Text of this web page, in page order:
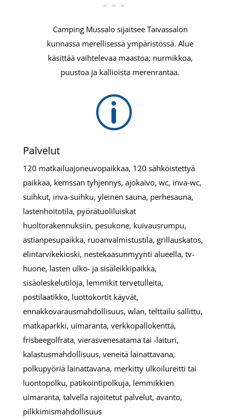
Camping Mussalo sijaitsee Taivassalon
kunnassa merellisessä ympäristössä. Alue
käsittää vaihtelevaa maastoa; nurmikkoa,
puustoa ja kallioista merenrantaa.
p
Palvelut
120 matkailuajoneuvopaikkaa, 120 sähköistettyä
paikkaa, kemssan tyhjennys, ajokaivo, wc, inva-wc,
suihkut, inva-suihku, yleinen sauna, perhesauna,
lastenhoitotila, pyörätuoliluiskat
huoltorakennuksiin, pesukone, kuivausrumpu,
astianpesupaikka, ruoanvalmistustila, grillauskatos,
elintarvikekioski, nestekaasunmyynti alueella, tv-
huone, lasten ulko- ja sisäleikkipaikka,
sisäoleskelutiloja, lemmikit tervetulleita,
postilaatikko, luottokortit käyvät,
ennakkovarausmahdollisuus, wlan, telttailu sallittu,
matkaparkki, uimaranta, verkkopallokenttä,
frisbeegolfrata, vierasvenesatama tai -laituri,
kalastusmahdollisuus, veneitä lainattavana,
polkupyöriä lainattavana, merkitty ulkoilureitti tai
luontopolku, patikointipolkuja, lemmikkien
uimaranta, talvella rajoitetut palvelut, avanto,
pilkkimismahdollisuus